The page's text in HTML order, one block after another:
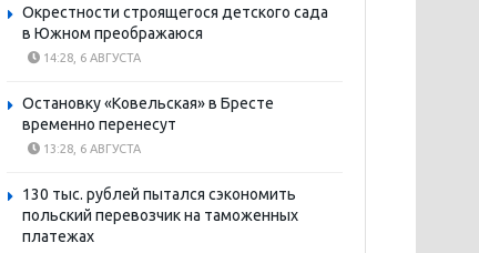
Окрестности строящегося детского сада
в Южном преображаюся
14:28, 6 АВГУСТА
Остановку «Ковельская» в Бресте
временно перенесут
13:28, 6 АВГУСТА
130 тыс. рублей пытался сэкономить
польский перевозчик на таможенных
платежах